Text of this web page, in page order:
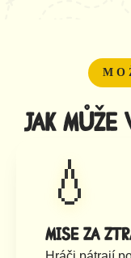
Jak
💧
Mise za